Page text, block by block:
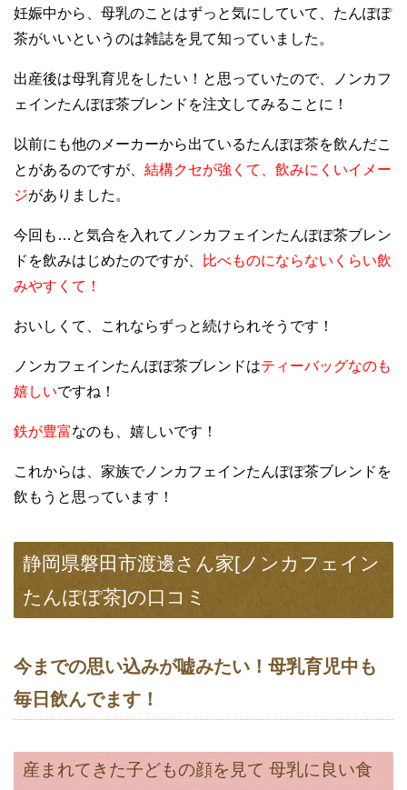
妊娠中から、母乳のことはずっと気にしていて、たんぽぽ
茶がいいというのは雑誌を見て知っていました。
出産後は母乳育児をしたい！と思っていたので、ノンカフ
ェインたんぽぽ茶ブレンドを注文してみることに！
以前にも他のメーカーから出ているたんぽぽ茶を飲んだこ
とがあるのですが、 結構クセが強くて、飲みにくいイメー
ジがありました。
今回も…と気合を入れてノンカフェインたんぽぽ茶ブレン
ドを飲みはじめたのですが、
比べものにならないくらい飲
みやすくて！
おいしくて、これならずっと続けられそうです！
ノンカフェインたんぽぽ茶ブレンドはティーバッグなのも
嬉しいですね！
鉄が豊富なのも、嬉しいです！
これからは、家族でノンカフェインたんぽぽ茶ブレンドを
飲もうと思っています！
静岡県磐田市渡邊さん家[ノンカフェイン
たんぽぽ茶]の口コミ
今までの思い込みが嘘みたい！母乳育児中も
毎日飲んでます！
産まれてきた子どもの顔を見て 母乳に良い食